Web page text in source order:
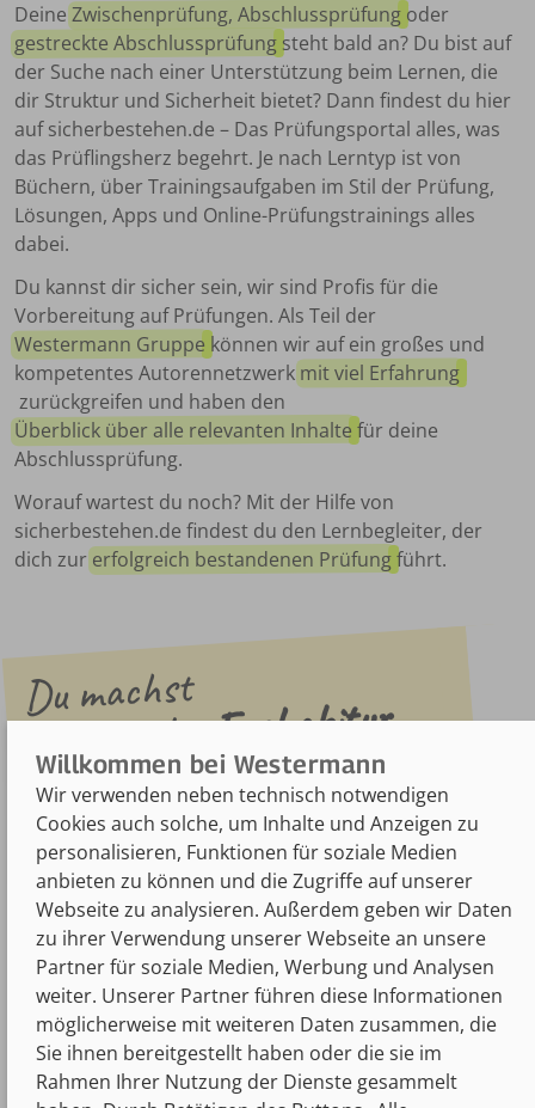
DeineZwischenprüfung, Abschlussprüfung oder
gestreckte Abschlussprüfung steht bald an? Du bist auf
der Suche nach einer Unterstützung beim Lernen, die
dir Struktur und Sicherheit bietet? Dann findest du hier
auf sicherbestehen.de – Das Prüfungsportal alles, was
das Prüflingsherz begehrt. Je nach Lerntyp ist von
Büchern, über Trainingsaufgaben im Stil der Prüfung,
Lösungen, Apps und Online-Prüfungstrainings alles
dabei.
Du kannst dir sicher sein, wir sind Profis für die
Vorbereitung auf Prüfungen. Als Teil der
Westermann Gruppe können wir auf ein großes und
kompetentes Autorennetzwerk mit viel Erfahrung
zurückgreifen und haben den
Überblick über alle relevanten Inhalte für deine
Abschlussprüfung.
Worauf wartest du noch? Mit der Hilfe von
sicherbestehen.de findest du den Lernbegleiter, der
dich zur erfolgreich bestandenen Prüfungführt.
Du machst
AbituroderFachabitur
und suchst die
richtige Prüfungs-
vorbereitung?
Dann klicke hier und
finde das passende Produkt!
Erfahre alles rund um Prüfungen und
Wir verwenden neben technisch notwendigen
Cookies auch solche, um Inhalte und Anzeigen zu
personalisieren, Funktionen für soziale Medien
anbieten zu können und die Zugriffe auf unserer
Webseite zu analysieren. Außerdem geben wir Daten
zu ihrer Verwendung unserer Webseite an unsere
Partner für soziale Medien, Werbung und Analysen
weiter. Unserer Partner führen diese Informationen
möglicherweise mit weiteren Daten zusammen, die
Sie ihnen bereitgestellt haben oder die sie im
Rahmen Ihrer Nutzung der Dienste gesammelt